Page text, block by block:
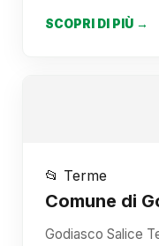
SCOPRI DI PIÙ →
📂 Terme
Comune di
Godiasco Salice